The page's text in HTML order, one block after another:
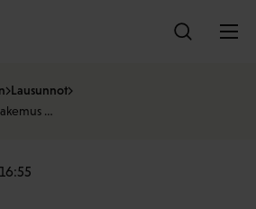
Lausunnot
…